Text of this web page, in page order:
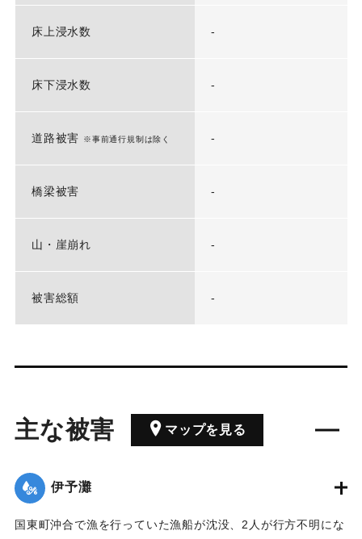
床上浸水数 -
床下浸水数 -
道路被害 ※事前通行規制は除く -
橋梁被害 -
山・崖崩れ -
被害総額 -
主な被害 マップを見る
伊予灘
国東町沖合で漁を行っていた漁船が沈没、2人が行方不明にな